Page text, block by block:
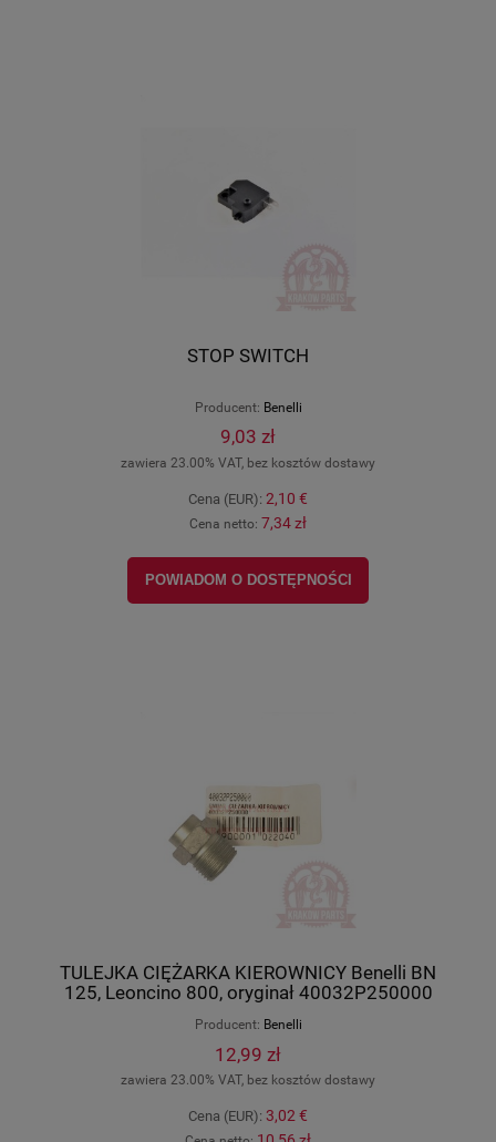
STOP SWITCH
Producent: Benelli
9,03 zł
zawiera 23.00% VAT, bez kosztów dostawy
Cena (EUR): 2,10 €
Cena netto: 7,34 zł
POWIADOM O DOSTĘPNOŚCI
TULEJKA CIĘŻARKA KIEROWNICY Benelli BN
125, Leoncino 800, oryginał 40032P250000
Producent: Benelli
12,99 zł
zawiera 23.00% VAT, bez kosztów dostawy
Cena (EUR): 3,02 €